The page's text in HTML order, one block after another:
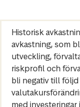
Historisk
avkastning, som
utveckling,
riskprofil och
bli negativ till
med